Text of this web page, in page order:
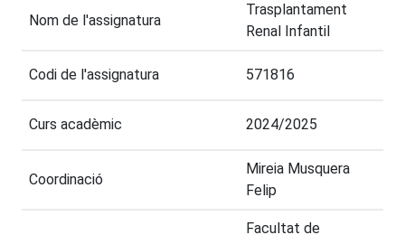
Nom de l'assignatura
Trasplantament
Renal Infantil
Codi de l'assignatura 571816
Curs acadèmic 2024/2025
Coordinació
Mireia Musquera
Felip
Facultat de